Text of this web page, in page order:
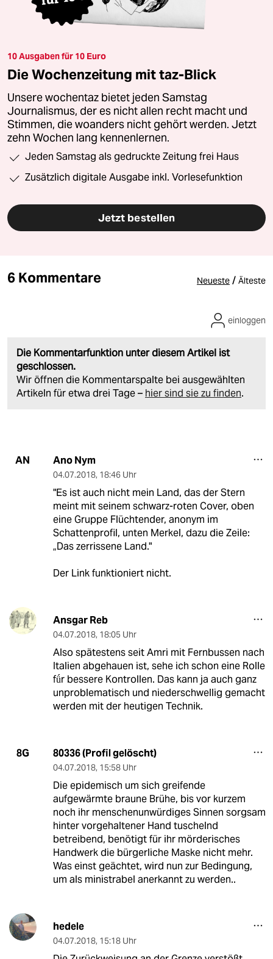
10 Ausgaben für 10 Euro
Die Wochenzeitung mit taz-Blick
Unsere wochentaz bietet jeden Samstag
Journalismus, der es nicht allen recht macht und
Stimmen, die woanders nicht gehört werden. Jetzt
zehn Wochen lang kennenlernen.
Jeden Samstag als gedruckte Zeitung frei Haus
Zusätzlich digitale Ausgabe inkl. Vorlesefunktion
Jetzt bestellen
6 Kommentare Neueste / Älteste
Die Kommentarfunktion unter diesem Artikel ist
geschlossen.
Wir öffnen die Kommentarspalte bei ausgewählten
Artikeln für etwa drei Tage – hier sind sie zu finden.
einloggen
AN Ano Nym
04.07.2018, 18:46 Uhr
"Es ist auch nicht mein Land, das der Stern
meint mit seinem schwarz-roten Cover, oben
eine Gruppe Flüchtender, anonym im
Schattenprofil, unten Merkel, dazu die Zeile:
„Das zerrissene Land."
Der Link funktioniert nicht.
Ansgar Reb
04.07.2018, 18:05 Uhr
Also spätestens seit Amri mit Fernbussen nach
Italien abgehauen ist, sehe ich schon eine Rolle
fǘr bessere Kontrollen. Das kann ja auch ganz
unproblematisch und niederschwellig gemacht
werden mit der heutigen Technik.
8G 80336 (Profil gelöscht)
04.07.2018, 15:58 Uhr
Die epidemisch um sich greifende
aufgewärmte braune Brühe, bis vor kurzem
noch ihr menschenunwürdiges Sinnen sorgsam
hinter vorgehaltener Hand tuschelnd
betreibend, benötigt für ihr mörderisches
Handwerk die bürgerliche Maske nicht mehr.
Was einst geächtet, wird nun zur Bedingung,
um als ministrabel anerkannt zu werden..
hedele
04.07.2018, 15:18 Uhr